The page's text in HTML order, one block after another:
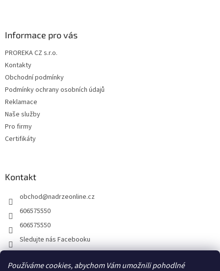
Používáme cookies, abychom Vám umožnili pohodlné
Informace pro vás
PROREKA CZ s.r.o.
Kontakty
Obchodní podmínky
Podmínky ochrany osobních údajů
Reklamace
Naše služby
Pro firmy
Certifikáty
Kontakt
obchod@nadrzeonline.cz
606575550
606575550
Sledujte nás Facebooku